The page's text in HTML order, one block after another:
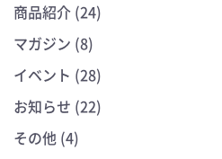
商品紹介 (24)
マガジン (8)
イベント (28)
お知らせ (22)
その他 (4)